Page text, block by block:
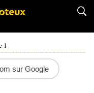
1
sur Google